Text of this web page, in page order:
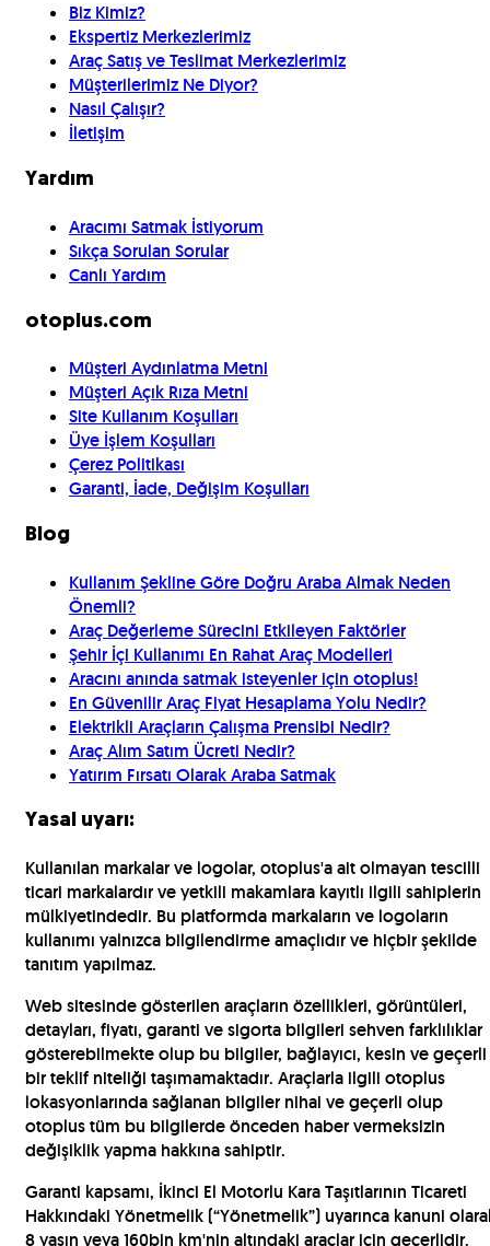
Biz Kimiz?
Ekspertiz Merkezlerimiz
Araç Satış ve Teslimat Merkezlerimiz
Müşterilerimiz Ne Diyor?
Nasıl Çalışır?
İletişim
Yardım
Aracımı Satmak İstiyorum
Sıkça Sorulan Sorular
Canlı Yardım
otoplus.com
Müşteri Aydınlatma Metni
Müşteri Açık Rıza Metni
Site Kullanım Koşulları
Üye İşlem Koşulları
Çerez Politikası
Garanti, İade, Değişim Koşulları
Blog
Kullanım Şekline Göre Doğru Araba Almak Neden
Önemli?
Araç Değerleme Sürecini Etkileyen Faktörler
Şehir İçi Kullanımı En Rahat Araç Modelleri
Aracını anında satmak isteyenler için otoplus!
En Güvenilir Araç Fiyat Hesaplama Yolu Nedir?
Elektrikli Araçların Çalışma Prensibi Nedir?
Araç Alım Satım Ücreti Nedir?
Yatırım Fırsatı Olarak Araba Satmak
Yasal uyarı:
Kullanılan markalar ve logolar, otoplus'a ait olmayan tescilli
ticari markalardır ve yetkili makamlara kayıtlı ilgili sahiplerin
mülkiyetindedir. Bu platformda markaların ve logoların
kullanımı yalnızca bilgilendirme amaçlıdır ve hiçbir şekilde
tanıtım yapılmaz.
Web sitesinde gösterilen araçların özellikleri, görüntüleri,
detayları, fiyatı, garanti ve sigorta bilgileri sehven farklılıklar
gösterebilmekte olup bu bilgiler, bağlayıcı, kesin ve geçerli
bir teklif niteliği taşımamaktadır. Araçlarla ilgili otoplus
lokasyonlarında sağlanan bilgiler nihai ve geçerli olup
otoplus tüm bu bilgilerde önceden haber vermeksizin
değişiklik yapma hakkına sahiptir.
Garanti kapsamı, İkinci El Motorlu Kara Taşıtlarının Ticareti
Hakkındaki Yönetmelik (“Yönetmelik”) uyarınca kanuni
8 yaşın veya 160bin km'nin altındaki araçlar için geçerlidir.